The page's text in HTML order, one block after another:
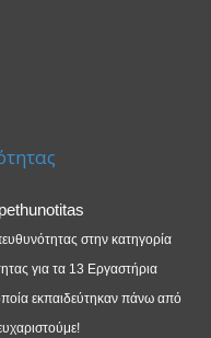
στην κατηγορία
για τα 13 Εργαστήρια
εκπαιδεύτηκαν πάνω από